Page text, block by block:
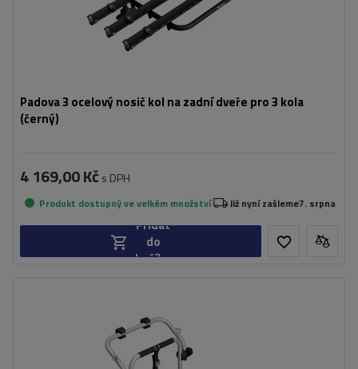
Padova 3 ocelový nosič kol na zadní dveře pro 3 kola
(černý)
4 169,00 Kč s DPH
Produkt dostupný ve velkém množství Již nyní zašleme7. srpna
Přidat
do
košíku
Maximální hmotnost jízdního kola:
Nosnost nosiče jízdních kol:
45 kg
kompatibilní s elektrokoly
hliníková konstrukce